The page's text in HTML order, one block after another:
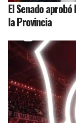
El Senado
la Provincia